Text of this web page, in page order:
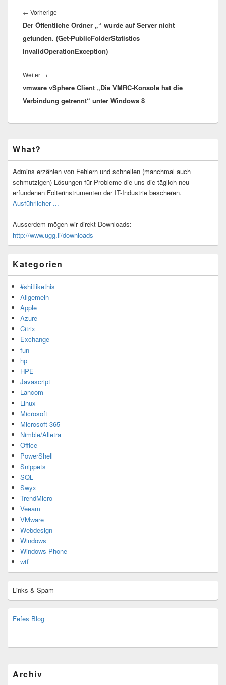
← Vorherige
Beitrag:
Der Öffentliche Ordner „“ wurde auf Server nicht
gefunden. (Get-PublicFolderStatistics
InvalidOperationException)
Weiter →
Beitrag:
vmware vSphere Client „Die VMRC-Konsole hat die
Verbindung getrennt“ unter Windows 8
Seitenleisten-
Widgetbereich
What?
Admins erzählen von Fehlern und schnellen (manchmal auch
schmutzigen) Lösungen für Probleme die uns die täglich neu
erfundenen Folterinstrumenten der IT-Industrie bescheren.
Ausführlicher ...
Ausserdem mögen wir direkt Downloads:
http://www.ugg.li/downloads
Kategorien
#shitlikethis
Allgemein
Apple
Azure
Citrix
Exchange
fun
hp
HPE
Javascript
Lancom
Linux
Microsoft
Microsoft 365
Nimble/Alletra
Office
PowerShell
Snippets
SQL
Swyx
TrendMicro
Veeam
VMware
Webdesign
Windows
Windows Phone
wtf
Links & Spam
Fefes Blog
Archiv